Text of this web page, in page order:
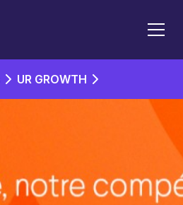
UR GROWTH